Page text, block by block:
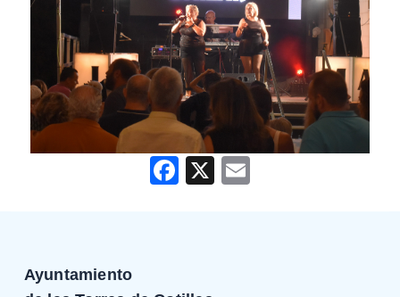
Facebook
X
Ayuntamiento